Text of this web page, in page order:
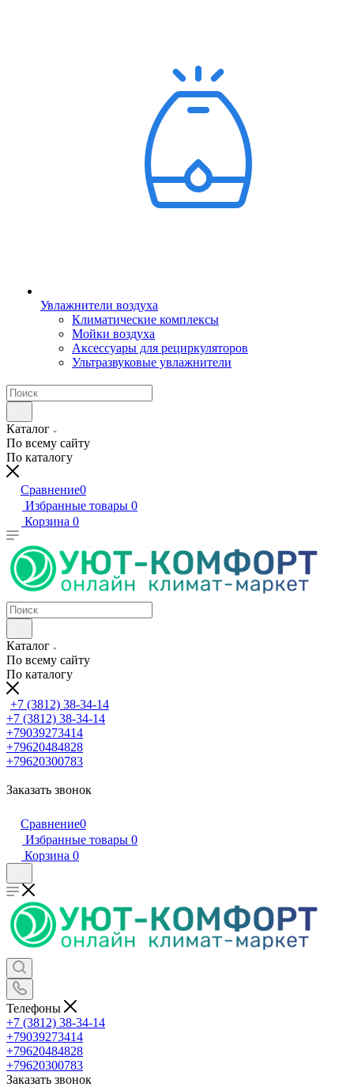
Увлажнители воздуха
Климатические комплексы
Мойки воздуха
Аксессуары для рециркуляторов
Ультразвуковые увлажнители
Каталог
По всему сайту
По каталогу
Сравнение0
Избранные товары 0
Корзина 0
Каталог
По всему сайту
По каталогу
+7 (3812) 38-34-14
+7 (3812) 38-34-14
+79039273414
+79620484828
+79620300783
Заказать звонок
Сравнение0
Избранные товары 0
Корзина 0
Телефоны
+7 (3812) 38-34-14
+79039273414
+79620484828
+79620300783
Заказать звонок